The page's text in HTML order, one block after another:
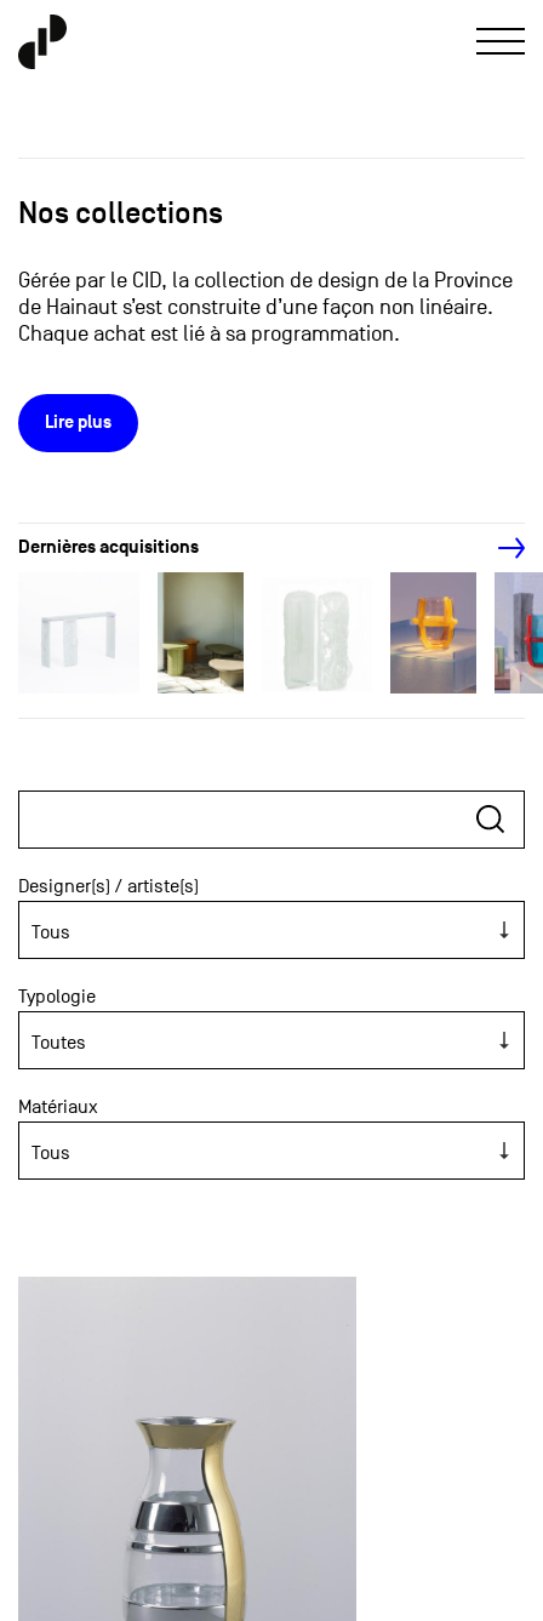
Nos collections
Gérée par le CID, la collection de design de la Province
de Hainaut s’est construite d’une façon non linéaire.
Chaque achat est lié à sa programmation.
Lire plus
Dernières acquisitions
Designer(s) / artiste(s)
Typologie
Matériaux